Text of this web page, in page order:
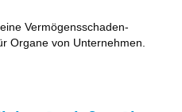
Vermögensschaden-
Organe von Unternehmen.